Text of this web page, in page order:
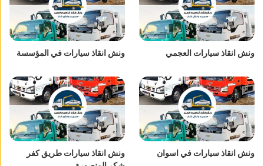
ونش انقاذ سيارات العجمي ونش انقاذ سيارات في المؤسسة
ونش انقاذ سيارات في اسوان
ونش انقاذ سيارات طريق كفر